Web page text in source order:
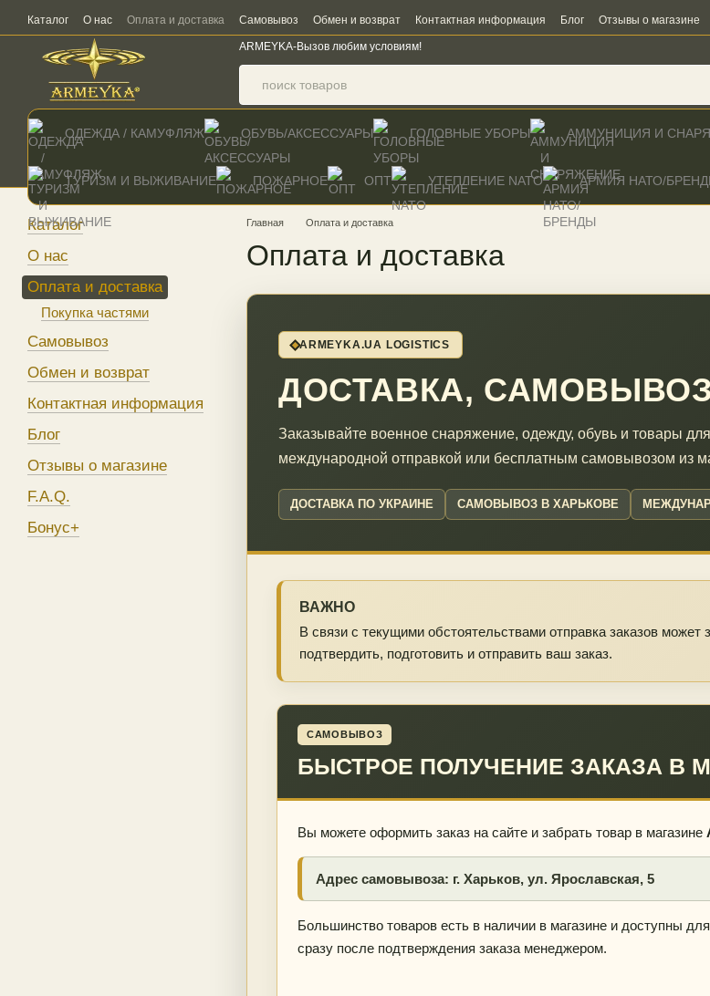
Перейти к основному контенту
Каталог О нас Оплата и доставка Самовывоз Обмен и возврат Контактная информация Блог Отзывы о магазине
ARMEYKA-Вызов любим условиям!
ОДЕЖДА / КАМУФЛЯЖ ОБУВЬ/АКСЕССУАРЫ ГОЛОВНЫЕ УБОРЫ АММУНИЦИЯ И
ТУРИЗМ И ВЫЖИВАНИЕ ПОЖАРНОЕ ОПТ УТЕПЛЕНИЕ NATO AРМИЯ НАТО/
Главная Оплата и доставка
Оплата и доставка
ARMEYKA.UA LOGISTICS
ДОСТАВКА,
Заказывайте военное снаряжение, одежду, обувь и товары
международной отправкой или бесплатным самовывозом из
ДОСТАВКА ПО УКРАИНЕ САМОВЫВОЗ В ХАРЬКОВЕ
ВАЖНО
В связи с текущими обстоятельствами отправка заказов
подтвердить, подготовить и отправить ваш заказ.
САМОВЫВОЗ
БЫСТРОЕ ПОЛУЧЕНИЕ ЗАКАЗА В
Вы можете оформить заказ на сайте и забрать товар в магазине
Адрес самовывоза: г. Харьков, ул. Ярославская, 5
Большинство товаров есть в наличии в магазине и доступны
сразу после подтверждения заказа менеджером.
Каталог
О нас
Оплата и доставка
Покупка частями
Самовывоз
Обмен и возврат
Контактная информация
Блог
Отзывы о магазине
F.A.Q.
Бонус+